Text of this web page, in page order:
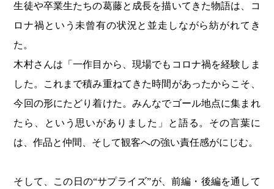
生徒や卒業生たちの葛藤と成長を描いてきた物語は、コ
ロナ禍という未曾有の状況と並走しながら紡がれてき
た。
木村さんは「一作目から、現場でもコロナ禍を経験しま
した。これまで積み重ねてきた時間があったからこそ、
今回の形にたどり着けた。みんなでゴール地点に集まれ
たら、という思いがありました」と語る。その言葉に
は、作品と仲間、そして観客への強い責任感がにじむ。
そして、この日の“サプライズ”が、前編・後編を通して